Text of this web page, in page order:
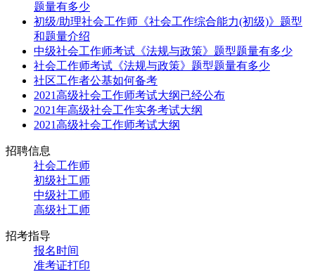
题量有多少
初级/助理社会工作师《社会工作综合能力(初级)》题型
和题量介绍
中级社会工作师考试《法规与政策》题型题量有多少
社会工作师考试《法规与政策》题型题量有多少
社区工作者公基如何备考
2021高级社会工作师考试大纲已经公布
2021年高级社会工作实务考试大纲
2021高级社会工作师考试大纲
招聘信息
社会工作师
初级社工师
中级社工师
高级社工师
招考指导
报名时间
准考证打印